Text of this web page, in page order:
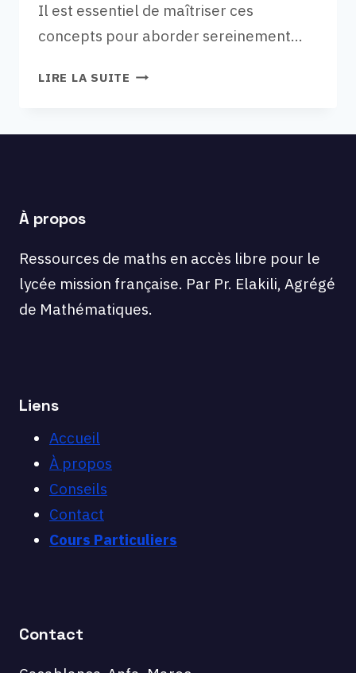
Il est essentiel de maîtriser ces
concepts pour aborder sereinement…
LIRE LA SUITE EXERCICES
:
À propos
Ressources de maths en accès libre pour le
lycée mission française. Par Pr. Elakili, Agrégé
de Mathématiques.
Liens
Accueil
À propos
Conseils
Contact
Cours Particuliers
Contact